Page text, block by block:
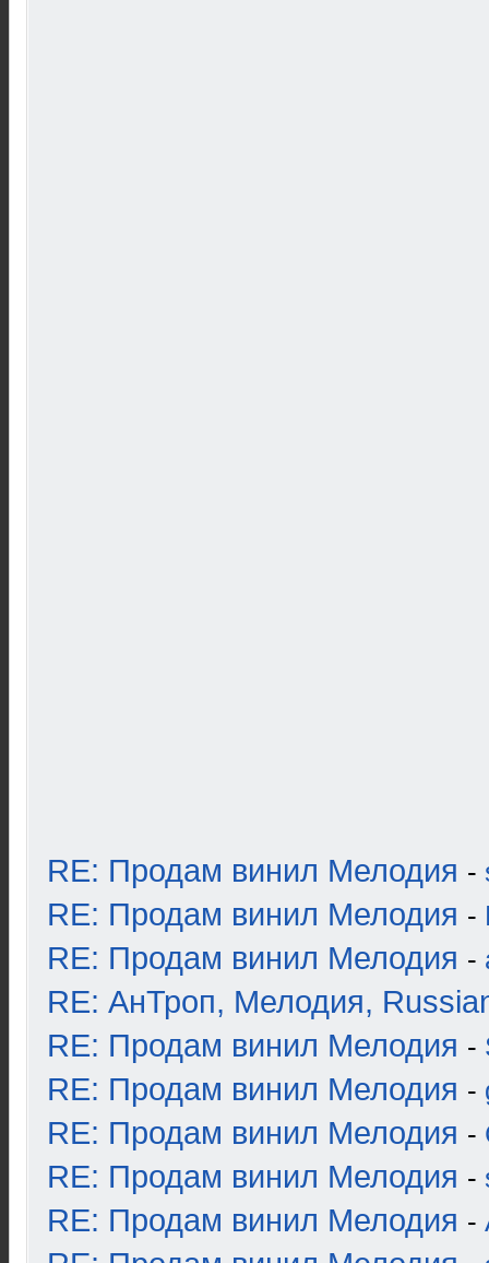
RE: Продам винил Мелодия -
RE: Продам винил Мелодия -
RE: Продам винил Мелодия -
RE: АнТроп, Мелодия,
RE: Продам винил Мелодия -
RE: Продам винил Мелодия -
RE: Продам винил Мелодия -
RE: Продам винил Мелодия -
RE: Продам винил Мелодия -